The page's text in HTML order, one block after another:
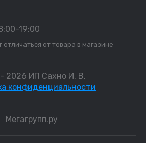
19:00
отличаться от товара в магазине
2026 ИП Сахно И. В.
конфиденциальности
Мегагрупп.ру